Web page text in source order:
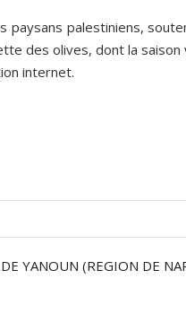
palestiniens,
des olives, dont la
internet.
YANOUN (REGION DE